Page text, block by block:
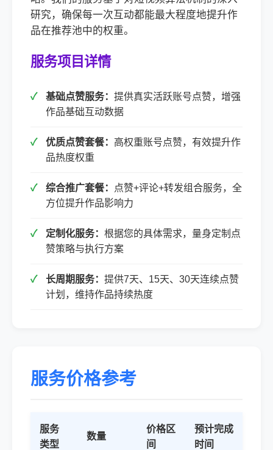
研究，确保每一次互动都能最大程度地提升作
品在推荐池中的权重。
服务项目详情
基础点赞服务： 提供真实活跃账号点赞，增强
作品基础互动数据
优质点赞套餐： 高权重账号点赞，有效提升作
品热度权重
综合推广套餐：
点赞+评论+转发组合服务，全
方位提升作品影响力
定制化服务： 根据您的具体需求，量身定制点
赞策略与执行方案
长周期服务： 提供7天、15天、30天连续点赞
计划，维持作品持续热度
服务价格参考
服务
类型
数量
价格区
间
预计完成
时间